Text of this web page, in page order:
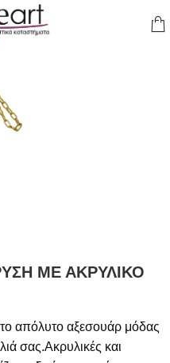
ΜΕ ΑΚΡΥΛΙΚΟ
το απόλυτο αξεσουάρ μόδας
σας.Ακρυλικές και